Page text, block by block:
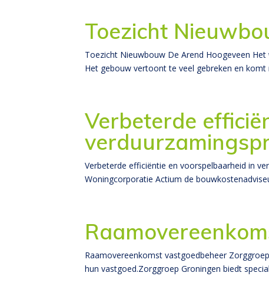
Toezicht
Toezicht Nieuwbouw De Arend Hoogeveen
Het gebouw vertoont te veel gebreken en
Verbeterde
Verbeterde efficiëntie en voorspelbaarheid in
Woningcorporatie Actium de
Raamovereenkomst vastgoedbeheer
hun vastgoed.Zorggroep Groningen biedt